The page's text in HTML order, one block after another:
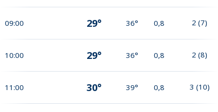
09:00 29° 36° 0,8 2 (7)
10:00 29° 36° 0,8 2 (8)
11:00 30° 39° 0,8 3 (10)